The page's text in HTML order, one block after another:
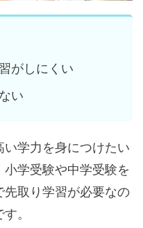
がしにくい
い
学力を身につけたい
学受験や中学受験を
取り学習が必要なの
。